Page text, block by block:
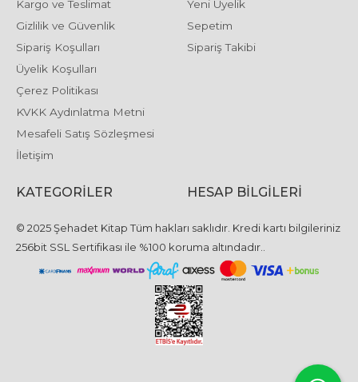
Kargo ve Teslimat
Gizlilik ve Güvenlik
Sipariş Koşulları
Üyelik Koşulları
Çerez Politikası
KVKK Aydınlatma Metni
Mesafeli Satış Sözleşmesi
İletişim
Yeni Üyelik
Sepetim
Sipariş Takibi
KATEGORILER HESAP BILGILERI
© 2025 Şehadet Kitap Tüm hakları saklıdır. Kredi kartı bilgileriniz
256bit SSL Sertifikası ile %100 koruma altındadır..